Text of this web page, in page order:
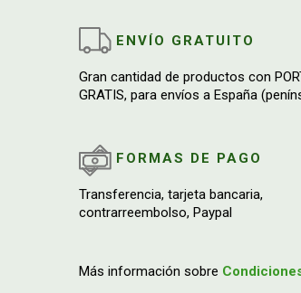
ENVÍO GRATUITO
Gran cantidad de productos con
GRATIS, para envíos a España
FORMAS DE PAGO
Transferencia, tarjeta bancaria,
contrarreembolso, Paypal
Más información sobre